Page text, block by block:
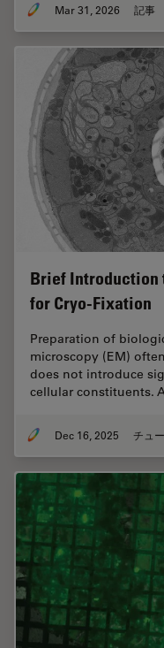
Mar 31, 2026 記事
Brief Introduction
for Cryo-Fixation
Preparation of
microscopy (EM)
does not introduce
cellular constituents.
Dec 16, 2025 チュ